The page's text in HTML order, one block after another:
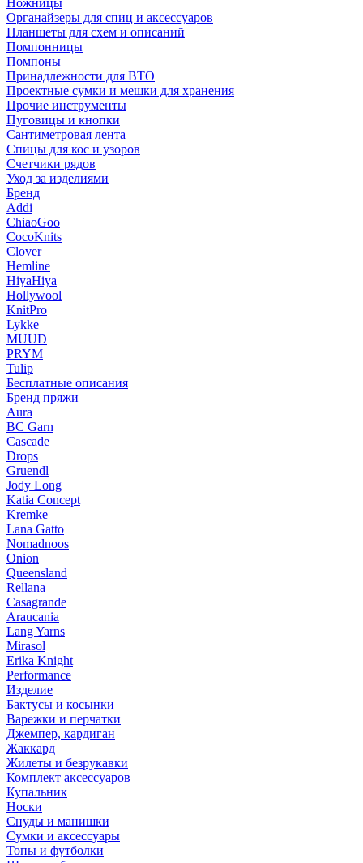
Ножницы
Органайзеры для спиц и аксессуаров
Планшеты для схем и описаний
Помпонницы
Помпоны
Принадлежности для ВТО
Проектные сумки и мешки для хранения
Прочие инструменты
Пуговицы и кнопки
Сантиметровая лента
Спицы для кос и узоров
Счетчики рядов
Уход за изделиями
Бренд
Addi
ChiaoGoo
CocoKnits
Clover
Hemline
HiyaHiya
Hollywool
KnitPro
Lykke
MUUD
PRYM
Tulip
Бесплатные описания
Бренд пряжи
Aura
BC Garn
Cascade
Drops
Gruendl
Jody Long
Katia Concept
Kremke
Lana Gatto
Nomadnoos
Onion
Queensland
Rellana
Casagrande
Araucania
Lang Yarns
Mirasol
Erika Knight
Performance
Изделие
Бактусы и косынки
Варежки и перчатки
Джемпер, кардиган
Жаккард
Жилеты и безрукавки
Комплект аксессуаров
Купальник
Носки
Снуды и манишки
Сумки и аксессуары
Топы и футболки